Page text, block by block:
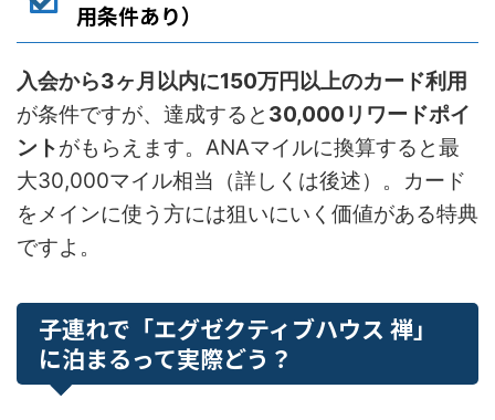
用条件あり）
入会から3ヶ月以内に150万円以上のカード利用
が条件ですが、達成すると 30,000リワードポイ
ントがもらえます。ANAマイルに換算すると最
大30,000マイル相当（詳しくは後述）。カード
をメインに使う方には狙いにいく価値がある特典
ですよ。
子連れで「エグゼクティブハウス 禅」
に泊まるって実際どう？